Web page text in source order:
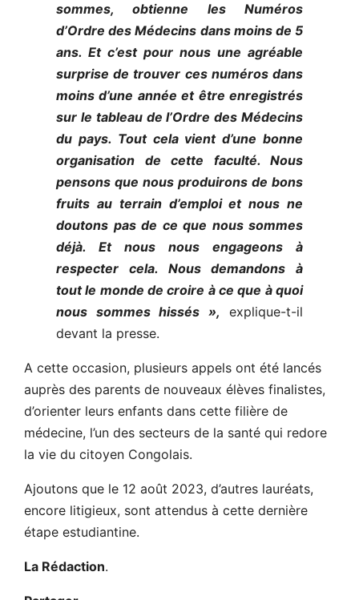
sommes, obtienne les Numéros
d’Ordre des Médecins dans moins de 5
ans. Et c’est pour nous une agréable
surprise de trouver ces numéros dans
moins d’une année et être enregistrés
sur le tableau de l’Ordre des Médecins
du pays. Tout cela vient d’une bonne
organisation de cette faculté. Nous
pensons que nous produirons de bons
fruits au terrain d’emploi et nous ne
doutons pas de ce que nous sommes
déjà. Et nous nous engageons à
respecter cela. Nous demandons à
tout le monde de croire à ce que à quoi
nous sommes hissés »,
explique-t-il
devant la presse.
A cette occasion, plusieurs appels ont été lancés
auprès des parents de nouveaux élèves finalistes,
d’orienter leurs enfants dans cette filière de
médecine, l’un des secteurs de la santé qui redore
la vie du citoyen Congolais.
Ajoutons que le 12 août 2023, d’autres lauréats,
encore litigieux, sont attendus à cette dernière
étape estudiantine.
La Rédaction.